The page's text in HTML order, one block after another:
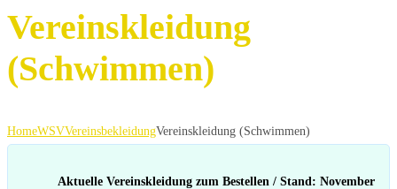
Vereinskleidung
(Schwimmen)
HomeWSVVereinsbekleidungVereinskleidung (Schwimmen)
Aktuelle Vereinskleidung zum Bestellen / Stand: November